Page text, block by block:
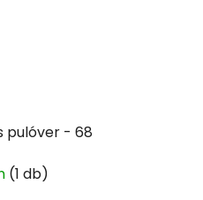
pulóver - 68
(1 db)